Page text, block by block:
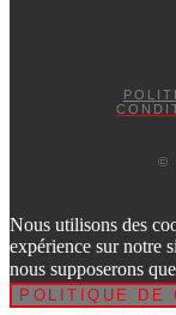
©
Nous utilisons des
expérience sur notre
nous supposerons
POLITIQUE DE